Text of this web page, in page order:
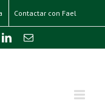
Contactar con Fael